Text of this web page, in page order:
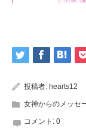
投稿者: hearts12
女神からのメッセ
コメント: 0